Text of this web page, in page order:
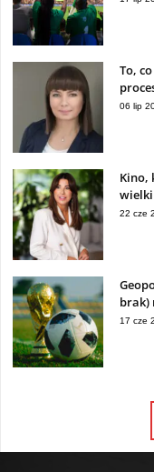
To,
06 lip
Kino,
22 cze
brak)
17 cze